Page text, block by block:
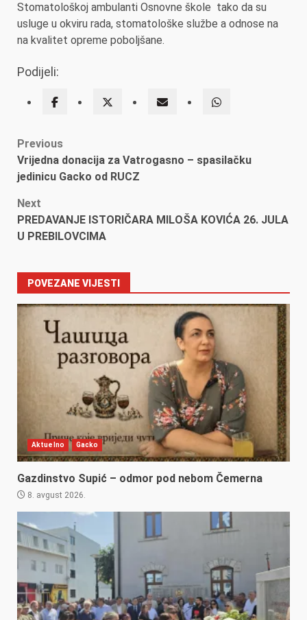
Stomatološkoj ambulanti Osnovne škole tako da su
usluge u okviru rada, stomatološke službe a odnose na
na kvalitet opreme poboljšane.
Podijeli:
Post
navigation
Previous
Vrijedna donacija za Vatrogasno – spasilačku
jedinicu Gacko od RUCZ
Next
PREDAVANJE ISTORIČARA MILOŠA KOVIĆA 26. JULA
U PREBILOVCIMA
POVEZANE VIJESTI
Aktuelno Gacko
Gazdinstvo Supić – odmor pod nebom Čemerna
8. avgust 2026.